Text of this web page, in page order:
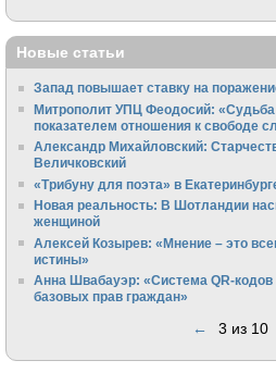
Новые статьи
Запад повышает ставку на
Митрополит УПЦ Феодосий:
показателем отношения к свободе
Алек­сандр Михайловский:
Величковский
«Трибуну для поэта» в
Новая реальность: В Шотландии
женщиной
Алексей Козырев: «Мнение – это
истины»
Анна Швабауэр: «Система QR-кодов
базовых прав граждан»
← 3 из 10